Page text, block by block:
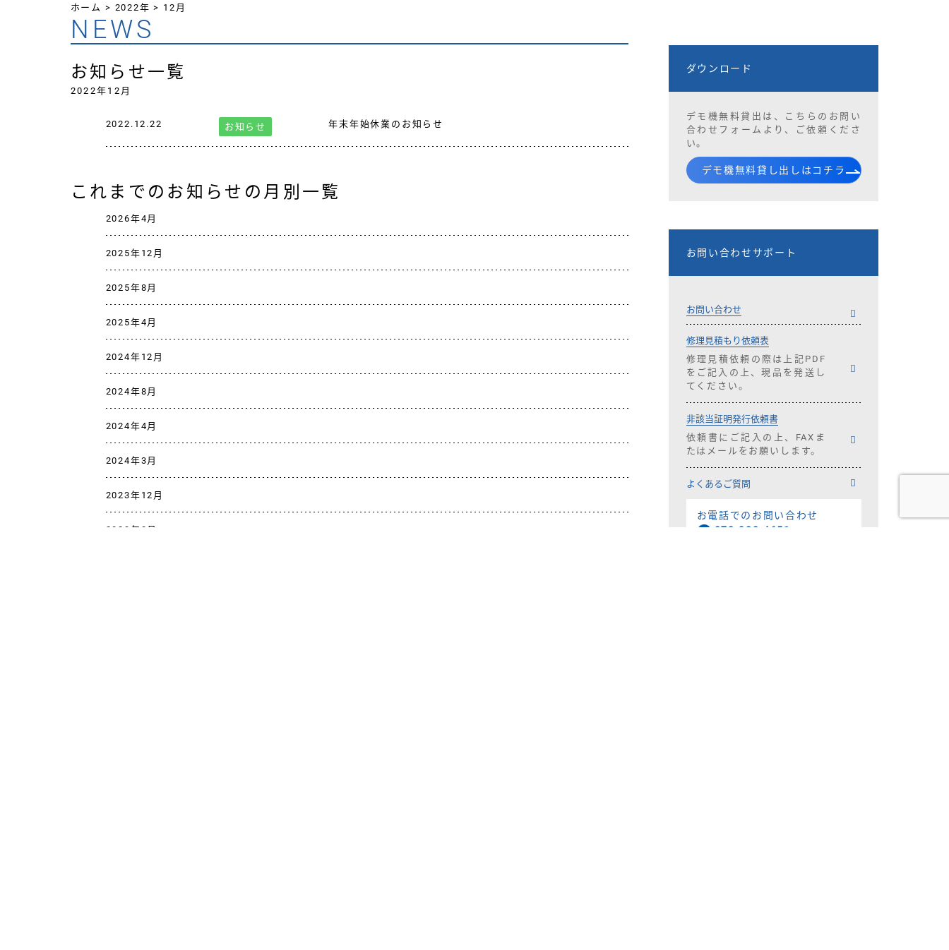
ホーム > 2022年 > 12月
NEWS
お知らせ一覧
2022年12月
2022.12.22 お知らせ 年末年始休業のお知らせ
これまでのお知らせの月別一覧
2026年4月
2025年12月
2025年8月
2025年4月
2024年12月
2024年8月
2024年4月
2024年3月
2023年12月
2023年8月
ダウンロード
デモ機無料貸出は、こちらのお問い
合わせフォームより、ご依頼くださ
い。
デモ機無料貸し出しはコチラ
お問い合わせサポート
お問い合わせ
修理見積もり依頼表
修理見積依頼の際は上記PDF
をご記入の上、現品を発送し
てください。
非該当証明発行依頼書
依頼書にご記入の上、FAXま
たはメールをお願いします。
よくあるご質問
お電話でのお問い合わせ
078-303-4651